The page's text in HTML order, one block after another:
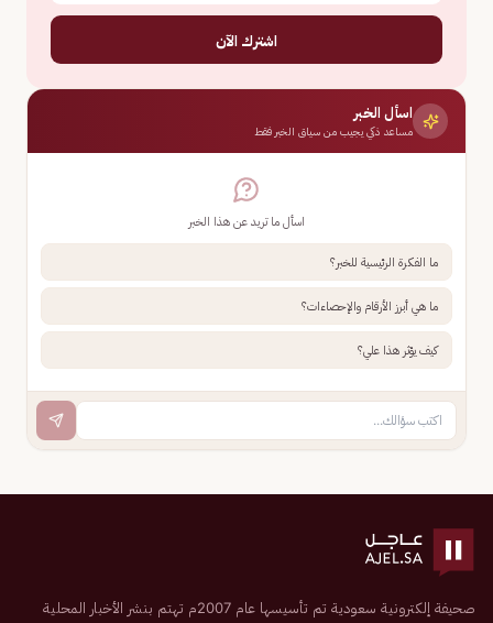
اشترك الآن
اسأل الخبر
مساعد ذكي يجيب من سياق الخبر فقط
اسأل ما تريد عن هذا الخبر
ما الفكرة الرئيسية للخبر؟
ما هي أبرز الأرقام والإحصاءات؟
كيف يؤثر هذا علي؟
صحيفة إلكترونية سعودية تم تأسيسها عام 2007م تهتم بنشر الأخبار المحلية